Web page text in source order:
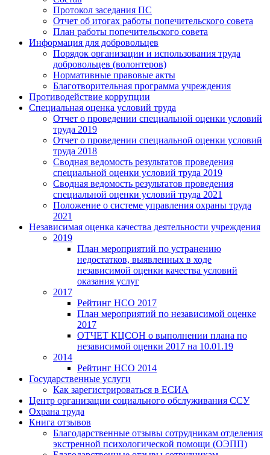
Протокол заседания ПС
Отчет об итогах работы попечительского совета
План работы попечительского совета
Информация для добровольцев
Порядок организации и использования труда
добровольцев (волонтеров)
Нормативные правовые акты
Благотворительная программа учреждения
Противодействие коррупции
Специальная оценка условий труда
Отчет о проведении специальной оценки условий
труда 2019
Отчет о проведении специальной оценки условий
труда 2018
Сводная ведомость результатов проведения
специальной оценки условий труда 2019
Сводная ведомость результатов проведения
специальной оценки условий труда 2021
Положение о системе управления охраны труда
2021
Независимая оценка качества деятельности учреждения
2019
План мероприятий по устранению
недостатков, выявленных в ходе
независимой оценки качества условий
оказания услуг
2017
Рейтинг НСО 2017
План мероприятий по независимой оценке
2017
ОТЧЕТ КЦСОН о выполнении плана по
независимой оценки 2017 на 10.01.19
2014
Рейтинг НСО 2014
Государственные услуги
Как зарегистрироваться в ЕСИА
Центр организации социального обслуживания ССУ
Охрана труда
Книга отзывов
Благодарственные отзывы сотрудникам отделения
экстренной психологической помощи (ОЭПП)